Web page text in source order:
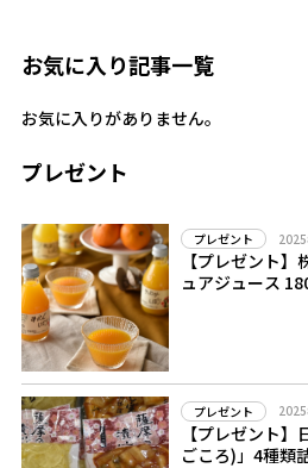
お気に入り記事一覧
お気に入りがありません。
プレゼント
プレゼント
【プレゼント
ュアジュース
プレゼント
【プレゼント
ごころ)」4種類